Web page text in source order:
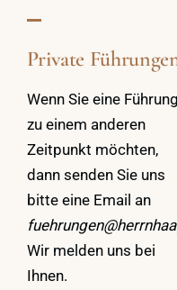
Private
Wenn Sie eine Führung
zu einem anderen
Zeitpunkt möchten,
dann senden Sie uns
bitte eine Email an
Wir melden uns bei
Ihnen.